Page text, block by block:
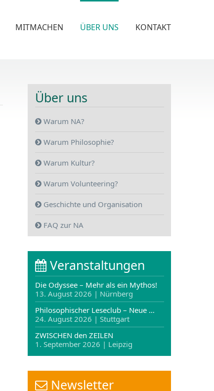
MITMACHEN ÜBER UNS KONTAKT
Über uns
Warum NA?
Warum Philosophie?
Warum Kultur?
Warum Volunteering?
Geschichte und Organisation
FAQ zur NA
Veranstaltungen
Die Odyssee – Mehr als ein Mythos!
13. August 2026 | Nürnberg
Philosophischer Leseclub – Neue …
24. August 2026 | Stuttgart
ZWISCHEN den ZEILEN
1. September 2026 | Leipzig
Newsletter